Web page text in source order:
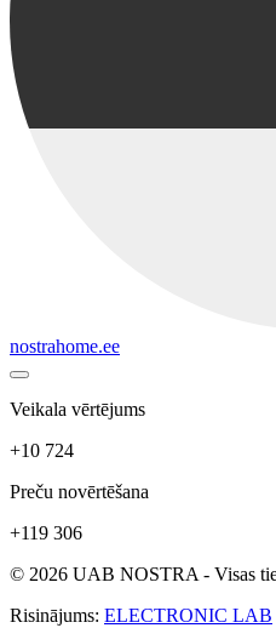
nostrahome.ee
Veikala vērtējums
+10 724
Preču novērtēšana
+119 306
© 2026 UAB NOSTRA - Visas
Risinājums: ELECTRONIC LAB